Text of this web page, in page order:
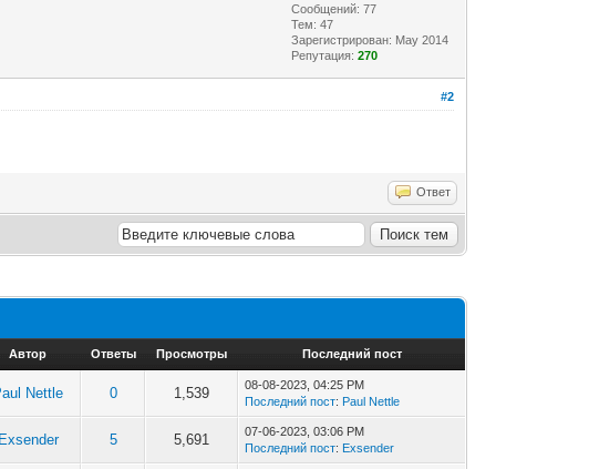
Сообщений: 77
Тем: 47
Зарегистрирован: May 2014
Репутация:270
#2
Ответ
Автор Ответы Просмотры Последний пост
Nettle 0 1,539
08-08-2023, 04:25 PM
Последний пост: Paul Nettle
Exsender 5 5,691
07-06-2023, 03:06 PM
Последний пост: Exsender